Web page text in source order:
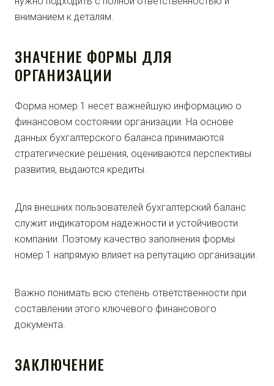
вниманием к деталям.
ЗНАЧЕНИЕ ФОРМЫ ДЛЯ
ОРГАНИЗАЦИИ
Форма номер 1 несет важнейшую информацию о
финансовом состоянии организации. На основе
данных бухгалтерского баланса принимаются
стратегические решения, оцениваются перспективы
развития, выдаются кредиты.
Для внешних пользователей бухгалтерский баланс
служит индикатором надежности и устойчивости
компании. Поэтому качество заполнения формы
номер 1 напрямую влияет на репутацию организации.
Важно понимать всю степень ответственности при
составлении этого ключевого финансового
документа.
ЗАКЛЮЧЕНИЕ